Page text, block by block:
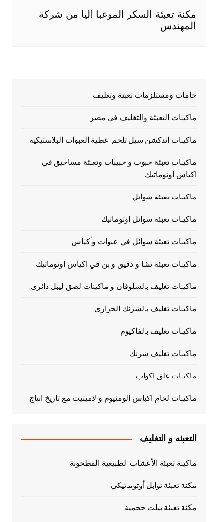
مكنة تعبئة السكر الموعبا اليا من شركة
المهندس
خامات ومستلزمات تعبئة وتغليف
ماكينات التعبئة والتغليف فى مصر
ماكينات اندكشن سيل تلحم اغطية العبوات البلاستيكية
ماكينات تعبئة حبوب و حبيبات وتعبئة مساحيق في
اكياس اوتوماتيك
ماكينات تعبئة سوائل
ماكينات تعبئة سوائل اوتوماتيك
ماكينات تعبئة سوائل في عبوات وأكياس
ماكينات تعبئة نشا و دقيق و بن في اكياس اوتوماتيك
ماكينات تغليف بالسلوفان و ماكينات لصق ليبل دائرى
ماكينات تغليف بالشرنك الحرارى
ماكينات تغليف بالفاكيوم
ماكينات تغليف شرنك
ماكينات غلق اكواب
ماكينات لحام اكياس الومنيوم و لامينيت مع تاريخ انتاج
التعبئه و التغليف
ماكينة تعبئة الأعشاب الطبيعية المطحونة
مكنة تعبئة توابل أوتوماتيكي
مكنة تعبئة بيلت حجمية